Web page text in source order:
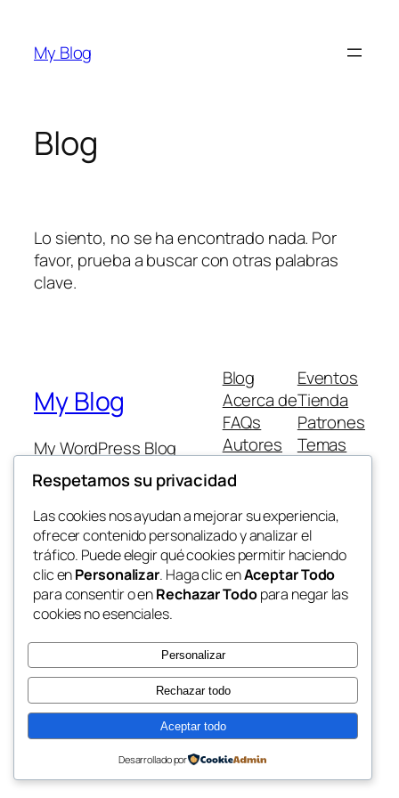
contenido
My Blog
Blog
Lo siento, no se ha encontrado nada. Por
favor, prueba a buscar con otras palabras
clave.
My Blog
My WordPress Blog
Blog
Acerca de
FAQs
Autores
Eventos
Tienda
Patrones
Temas
Twenty Twenty-Five Diseñado conWordPress
Respetamos su privacidad
Las cookies nos ayudan a mejorar su experiencia,
ofrecer contenido personalizado y analizar el
tráfico. Puede elegir qué cookies permitir haciendo
clic enPersonalizar. Haga clic enAceptar Todo
para consentir o enRechazar Todopara negar las
cookies no esenciales.
Personalizar
Rechazar todo
Aceptar todo
Desarrollado por